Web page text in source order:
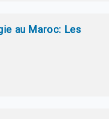
au Maroc: Les